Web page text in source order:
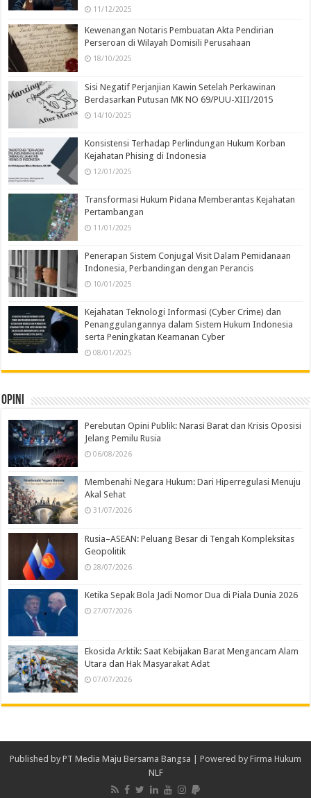
11/12/2025
Kewenangan Notaris Pembuatan Akta Pendirian
Perseroan di Wilayah Domisili Perusahaan
18/10/2025
Sisi Negatif Perjanjian Kawin Setelah Perkawinan
Berdasarkan Putusan MK NO 69/PUU-XIII/2015
14/10/2025
Konsistensi Terhadap Perlindungan Hukum Korban
Kejahatan Phising di Indonesia
12/01/2025
Transformasi Hukum Pidana Memberantas Kejahatan
Pertambangan
11/01/2025
Penerapan Sistem Conjugal Visit Dalam Pemidanaan
Indonesia, Perbandingan dengan Perancis
10/01/2025
Kejahatan Teknologi Informasi (Cyber Crime) dan
Penanggulangannya dalam Sistem Hukum Indonesia
serta Peningkatan Keamanan Cyber
08/01/2025
Opini
Perebutan Opini Publik: Narasi Barat dan Krisis Oposisi
Jelang Pemilu Rusia
06/08/2026
Membenahi Negara Hukum: Dari Hiperregulasi Menuju
Akal Sehat
31/07/2026
Rusia–ASEAN: Peluang Besar di Tengah Kompleksitas
Geopolitik
28/07/2026
Ketika Sepak Bola Jadi Nomor Dua di Piala Dunia 2026
27/07/2026
Ekosida Arktik: Saat Kebijakan Barat Mengancam Alam
Utara dan Hak Masyarakat Adat
07/07/2026
Published by PT Media Maju Bersama Bangsa | Powered by Firma Hukum
NLF